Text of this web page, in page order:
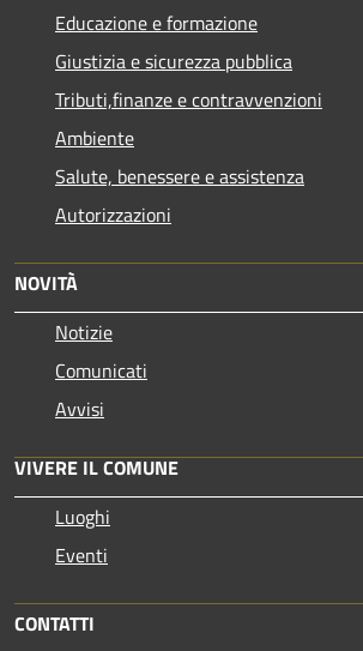
Educazione e formazione
Giustizia e sicurezza pubblica
Tributi,finanze e contravvenzioni
Ambiente
Salute, benessere e assistenza
Autorizzazioni
NOVITÀ
Notizie
Comunicati
Avvisi
VIVERE IL COMUNE
Luoghi
Eventi
CONTATTI